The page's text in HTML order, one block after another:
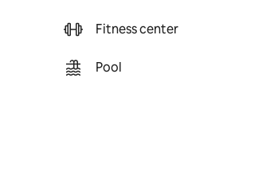
Fitness center
Pool